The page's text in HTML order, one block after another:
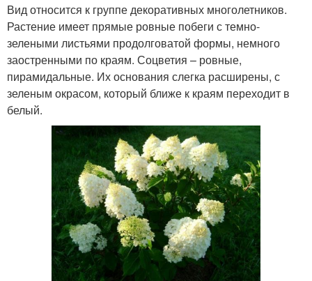
Вид относится к группе декоративных многолетников.
Растение имеет прямые ровные побеги с темно-
зелеными листьями продолговатой формы, немного
заостренными по краям. Соцветия – ровные,
пирамидальные. Их основания слегка расширены, с
зеленым окрасом, который ближе к краям переходит в
белый.